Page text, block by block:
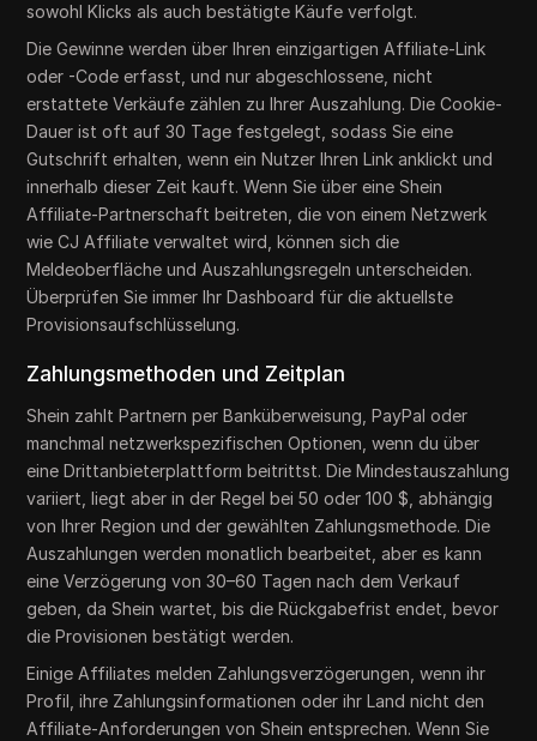
sowohl Klicks als auch bestätigte Käufe verfolgt.
Die Gewinne werden über Ihren einzigartigen Affiliate-Link
oder -Code erfasst, und nur abgeschlossene, nicht
erstattete Verkäufe zählen zu Ihrer Auszahlung. Die Cookie-
Dauer ist oft auf 30 Tage festgelegt, sodass Sie eine
Gutschrift erhalten, wenn ein Nutzer Ihren Link anklickt und
innerhalb dieser Zeit kauft. Wenn Sie über eine Shein
Affiliate-Partnerschaft beitreten, die von einem Netzwerk
wie CJ Affiliate verwaltet wird, können sich die
Meldeoberfläche und Auszahlungsregeln unterscheiden.
Überprüfen Sie immer Ihr Dashboard für die aktuellste
Provisionsaufschlüsselung.
Zahlungsmethoden und Zeitplan
Shein zahlt Partnern per Banküberweisung, PayPal oder
manchmal netzwerkspezifischen Optionen, wenn du über
eine Drittanbieterplattform beitrittst. Die Mindestauszahlung
variiert, liegt aber in der Regel bei 50 oder 100 $, abhängig
von Ihrer Region und der gewählten Zahlungsmethode. Die
Auszahlungen werden monatlich bearbeitet, aber es kann
eine Verzögerung von 30–60 Tagen nach dem Verkauf
geben, da Shein wartet, bis die Rückgabefrist endet, bevor
die Provisionen bestätigt werden.
Einige Affiliates melden Zahlungsverzögerungen, wenn ihr
Profil, ihre Zahlungsinformationen oder ihr Land nicht den
Affiliate-Anforderungen von Shein entsprechen. Wenn Sie